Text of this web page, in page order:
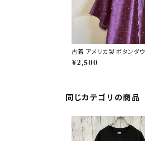
古着 アメリカ製 ボタンダ
ツ ペイズリー柄 柄シャツ
A製
¥2,500
同じカテゴリの商品